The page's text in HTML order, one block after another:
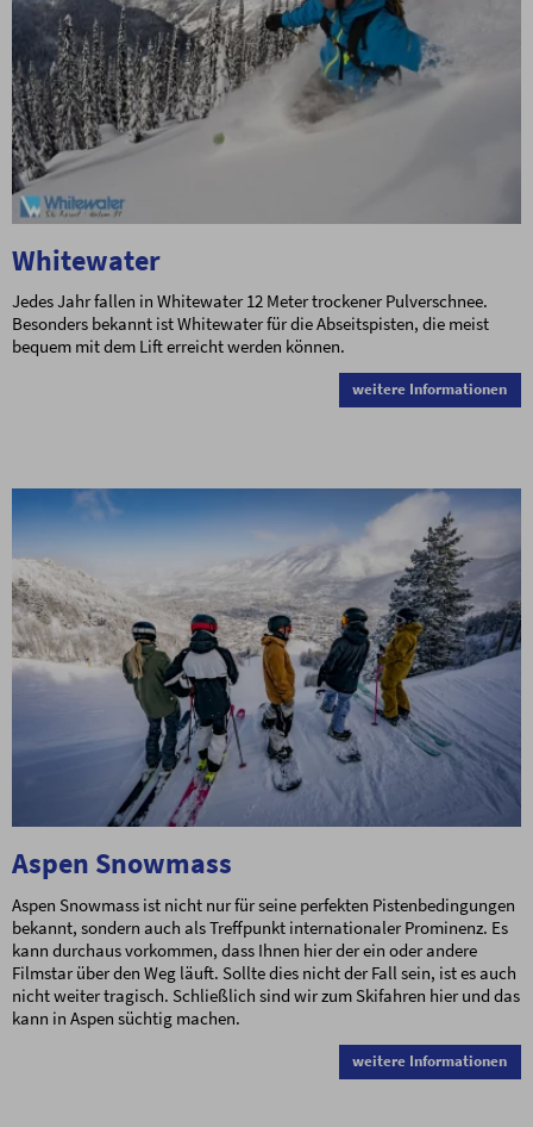
Whitewater
Jedes Jahr fallen in Whitewater 12 Meter trockener Pulverschnee.
Besonders bekannt ist Whitewater für die Abseitspisten, die meist
bequem mit dem Lift erreicht werden können.
weitere Informationen
Aspen Snowmass
Aspen Snowmass ist nicht nur für seine perfekten Pistenbedingungen
bekannt, sondern auch als Treffpunkt internationaler Prominenz. Es
kann durchaus vorkommen, dass Ihnen hier der ein oder andere
Filmstar über den Weg läuft. Sollte dies nicht der Fall sein, ist es auch
nicht weiter tragisch. Schließlich sind wir zum Skifahren hier und das
kann in Aspen süchtig machen.
weitere Informationen